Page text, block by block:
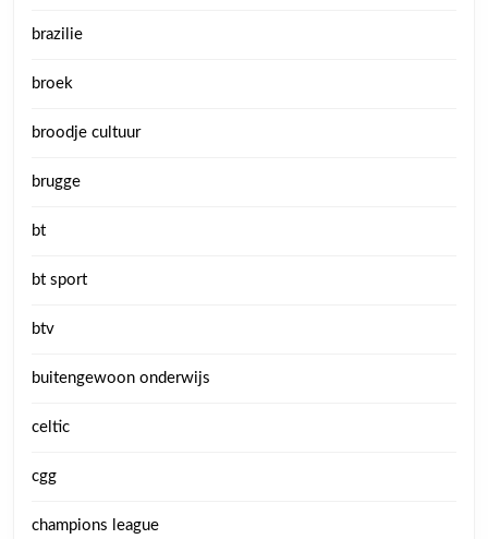
brazilie
broek
broodje cultuur
brugge
bt
bt sport
btv
buitengewoon onderwijs
celtic
cgg
champions league